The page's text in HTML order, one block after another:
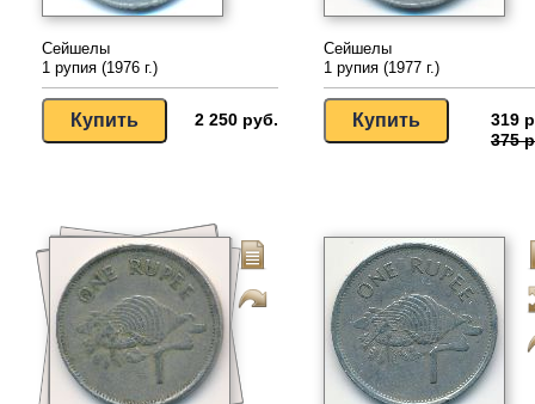
Сейшелы
1 рупия (1976 г.)
2 250 руб.
Сейшелы
1 рупия (1977 г.)
319
375